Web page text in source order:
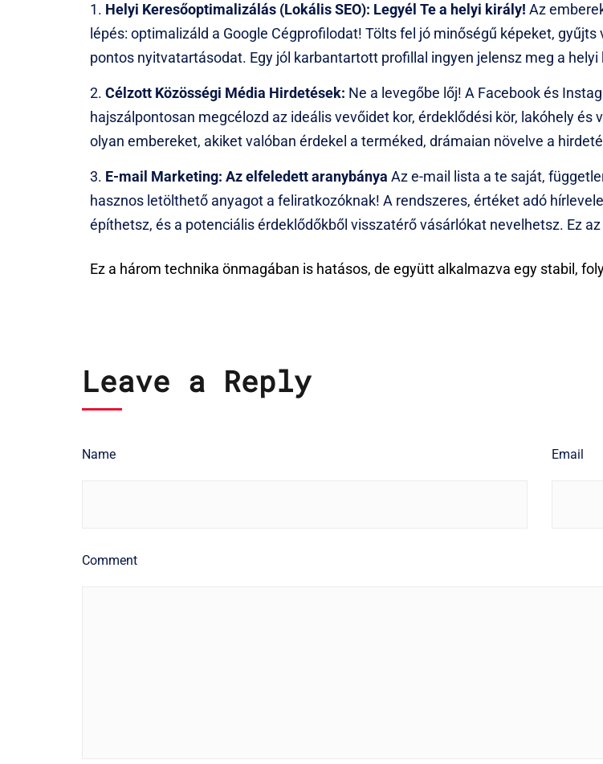
Helyi Keresőoptimalizálás (Lokális SEO): Legyél Te a helyi király! Az
lépés: optimalizáld a Google Cégprofilodat! Tölts fel jó minőségű képeket,
pontos nyitvatartásodat. Egy jól karbantartott profillal ingyen jelensz meg a
Célzott Közösségi Média Hirdetések: Ne a levegőbe lőj! A Facebook és
hajszálpontosan megcélozd az ideális vevőidet kor, érdeklődési kör, lakóhely
olyan embereket, akiket valóban érdekel a terméked, drámaian növelve a
E-mail Marketing: Az elfeledett aranybánya Az e-mail lista a te saját,
hasznos letölthető anyagot a feliratkozóknak! A rendszeres, értéket adó
építhetsz, és a potenciális érdeklődőkből visszatérő vásárlókat nevelhetsz. Ez
Ez a három technika önmagában is hatásos, de együtt alkalmazva egy stabil,
Leave a Reply
Name Email
Comment